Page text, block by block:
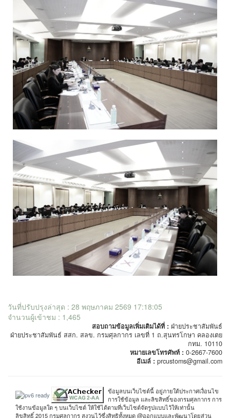
วันที่ปรับปรุงล่าสุด : 28 พฤษภาคม 2569 17:18:05
จำนวนผู้เข้าชม : 1,465
สอบถามข้อมูลเพิ่มเติมได้ที่ : ฝ่ายประชาสัมพันธ์
ฝ่ายประชาสัมพันธ์ สสก. สลข. กรมศุลกากร เลขที่ 1 ถ.สุนทรโกษา คลองเตย
กทม. 10110
หมายเลขโทรศัพท์ : 0-2667-7600
อีเมล์ : prcustoms@gmail.com
ข้อมูลบนเว็บไซต์นี้ อยู่ภายใต้ประกาศเงื่อนไข
การใช้ข้อมูล และลิขสิทธิ์ของกรมศุลกากร การ
ใช้งานข้อมูลใด ๆ บนเว็บไซต์ ให้ใช้ได้ตามที่เว็บไซต์จัดรูปแบบไว้ให้เท่านั้น
ลิขสิทธิ์ 2015 กรมศุลกากร สงวนไว้ซึ่งสิทธิทั้งหมด @ออกแบบและพัฒนาโดยส่วน